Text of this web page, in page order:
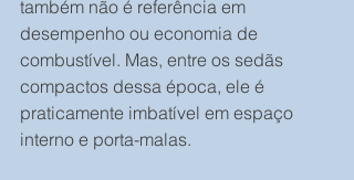
também não é referência em
desempenho ou economia de
combustível. Mas, entre os sedãs
compactos dessa época, ele é
praticamente imbatível em espaço
interno e porta-malas.